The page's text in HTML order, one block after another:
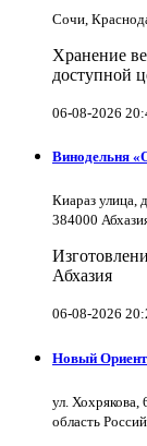
Сочи,
Хранение
доступной
06-08-2026
Винодельня
Киараз
384000
Абхазия
06-08-2026
Новый
ул. Хохрякова,
область